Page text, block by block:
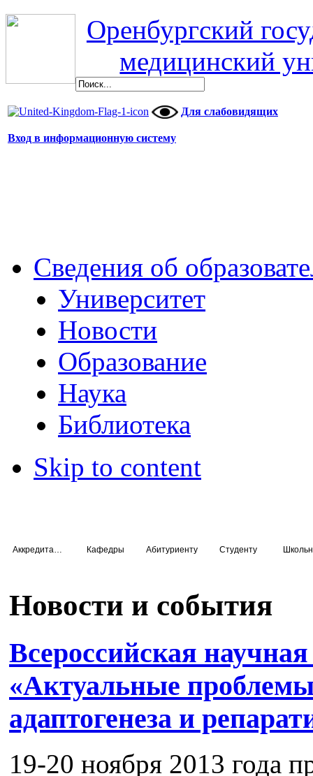
Оренбургский
медицинский
Для слабовидящих
Вход в информационную систему
Сведения об
Университет
Новости
Образование
Наука
Библиотека
Skip to content
Кафедры Абитуриенту Студенту
Новости и события
Всероссийская
«Актуальные
адаптогенеза и
19-20 ноября 2013 года